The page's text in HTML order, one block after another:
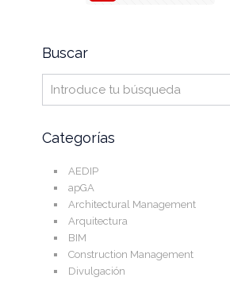
Buscar
Categorías
AEDIP
apGA
Architectural Management
Arquitectura
BIM
Construction Management
Divulgación